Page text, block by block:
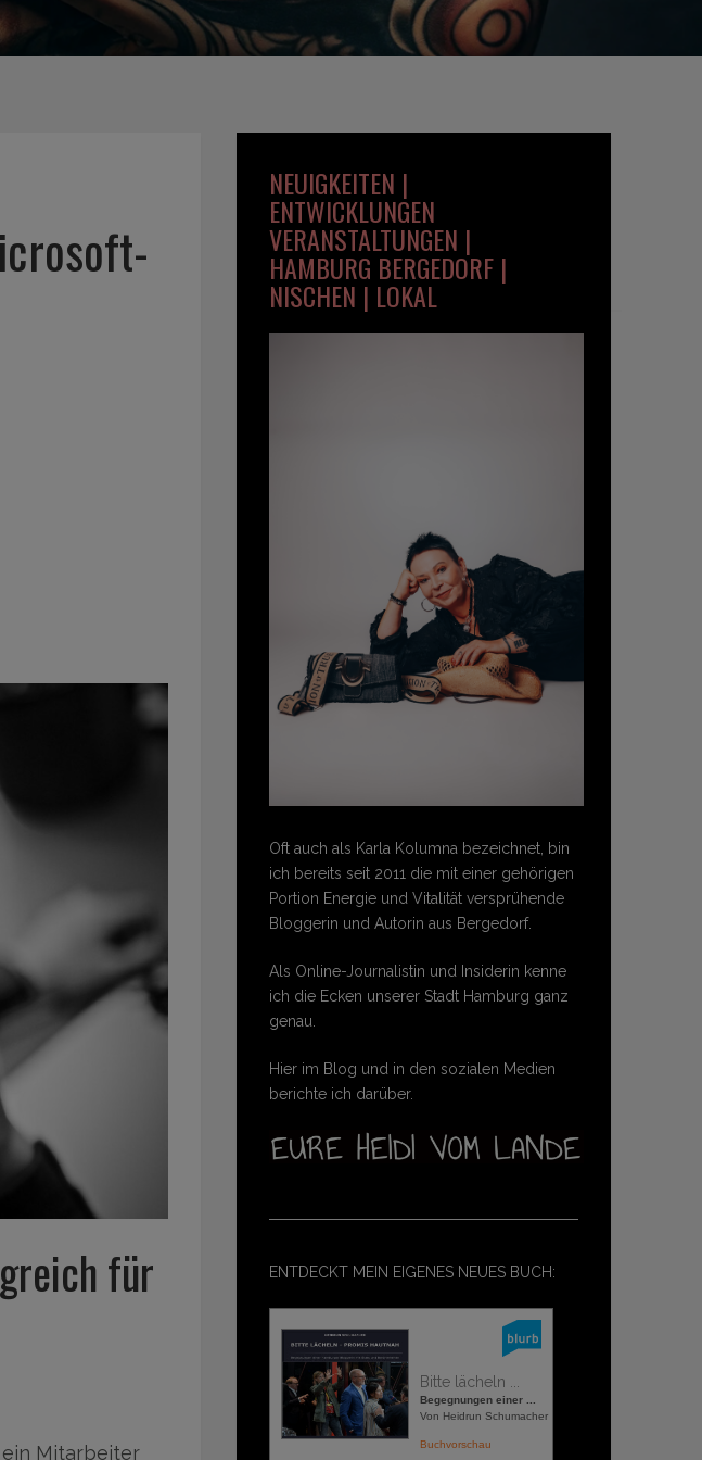
für
Mitarbeiter
NEUIGKEITEN |
ENTWICKLUNGEN
VERANSTALTUNGEN |
HAMBURG BERGEDORF |
NISCHEN | LOKAL
Oft auch als Karla Kolumna bezeichnet, bin
ich bereits seit 2011 die mit einer gehörigen
Portion Energie und Vitalität versprühende
Bloggerin und Autorin aus Bergedorf.
Als Online-Journalistin und Insiderin kenne
ich die Ecken unserer Stadt Hamburg ganz
genau.
Hier im Blog und in den sozialen Medien
berichte ich darüber.
ENTDECKT MEIN EIGENES NEUES BUCH:
Bitte lächeln ...
Begegnungen einer ...
Von Heidrun Schumacher
Buchvorschau